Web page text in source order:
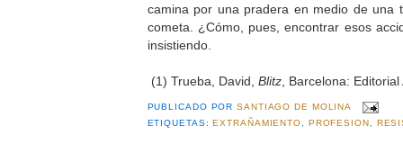
camina por una pradera en medio de una
cometa. ¿Cómo, pues, encontrar esos
insistiendo.
(1) Trueba, David, Blitz, Barcelona:
PUBLICADO PORSANTIAGO DE MOLINA
ETIQUETAS: EXTRAÑAMIENTO, PROFESION ,